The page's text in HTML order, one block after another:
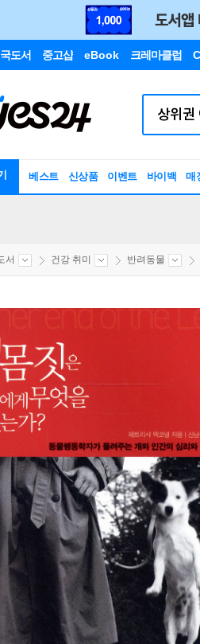
도서 중고샵 eBook 크레마클럽
베스트 신상품 이벤트 바이백 매
서 건강 취미 반려동물